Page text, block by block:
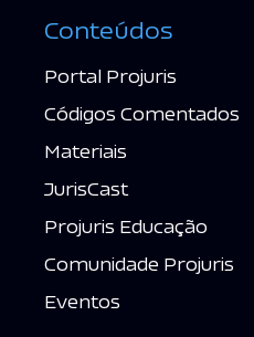
Conteúdos
Portal Projuris
Códigos Comentados
Materiais
JurisCast
Projuris Educação
Comunidade Projuris
Eventos